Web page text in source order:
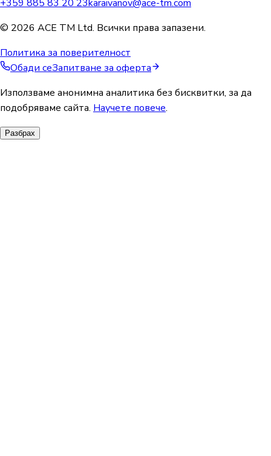
+359 885 83 20 23karaivanov@ace-tm.com
© 2026 ACE TM Ltd. Всички права запазени.
Политика за поверителност
Обади сеЗапитване за оферта
Използваме анонимна аналитика без бисквитки, за да
подобряваме сайта. Научете повече.
Разбрах